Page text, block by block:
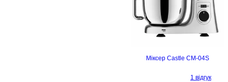
Міксер Castle CM-04S
1 відгук